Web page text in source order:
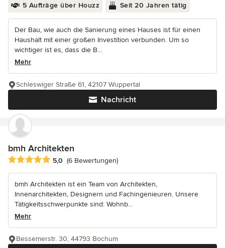
5 Aufträge über Houzz Seit 20 Jahren tätig
Der Bau, wie auch die Sanierung eines Hauses ist für einen
Haushalt mit einer großen Investition verbunden. Um so
wichtiger ist es, dass die B...
Mehr
Nachricht
Schleswiger Straße 61, 42107 Wuppertal
bmh Architekten
Durchschnittliche Bewertung: 5 von 5 Sternen
5,0 (6 Bewertungen)
bmh Architekten ist ein Team von Architekten,
Innenarchitekten, Designern und Fachingenieuren. Unsere
Tätigkeitsschwerpunkte sind: Wohnb...
Mehr
Bessemerstr. 30, 44793 Bochum